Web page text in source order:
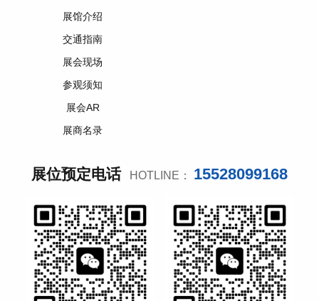
展馆介绍
交通指南
展会现场
参观须知
展会AR
展商名录
展位预定电话 HOTLINE： 15528099168